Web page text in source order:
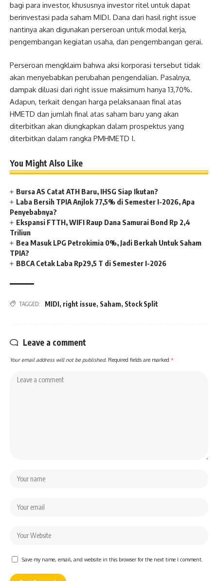
bagi para investor, khususnya investor ritel untuk dapat
berinvestasi pada saham MIDI. Dana dari hasil right issue
nantinya akan digunakan perseroan untuk modal kerja,
pengembangan kegiatan usaha, dan pengembangan gerai.
Perseroan mengklaim bahwa aksi korporasi tersebut tidak
akan menyebabkan perubahan pengendalian. Pasalnya,
dampak diluasi dari right issue maksimum hanya 13,70%.
Adapun, terkait dengan harga pelaksanaan final atas
HMETD dan jumlah final atas saham baru yang akan
diterbitkan akan diungkapkan dalam prospektus yang
diterbitkan dalam rangka PMHMETD I.
You Might Also Like
Bursa AS Catat ATH Baru, IHSG Siap Ikutan?
Laba Bersih TPIA Anjlok 77,5% di Semester I-2026, Apa
Penyebabnya?
Ekspansi FTTH, WIFI Raup Dana Samurai Bond Rp 2,4
Triliun
Bea Masuk LPG Petrokimia 0%, Jadi Berkah Untuk Saham
TPIA?
BBCA Cetak Laba Rp29,5 T di Semester I-2026
TAGGED: MIDI, right issue, Saham, Stock Split
Leave a comment
Your email address will not be published. Required fields are marked *
Save my name, email, and website in this browser for the next time I comment.